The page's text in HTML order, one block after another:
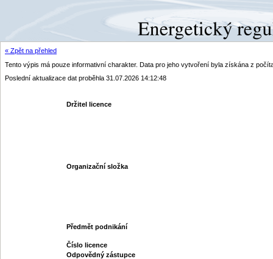
« Zpět na přehled
Tento výpis má pouze informativní charakter. Data pro jeho vytvoření byla získána z
Poslední aktualizace dat proběhla 31.07.2026 14:12:48
Držitel licence
Organizační složka
Předmět podnikání
Číslo licence
Odpovědný zástupce